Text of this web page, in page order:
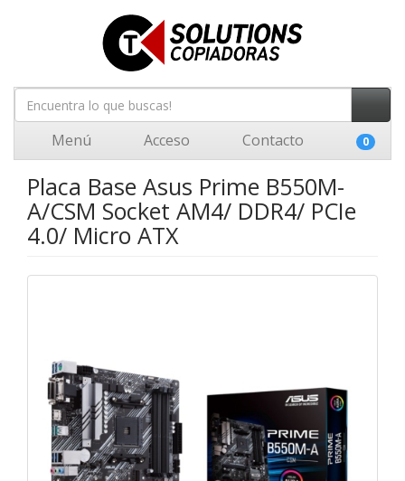
Menú Acceso Contacto 0
Placa Base Asus Prime B550M-
A/CSM Socket AM4/ DDR4/ PCIe
4.0/ Micro ATX